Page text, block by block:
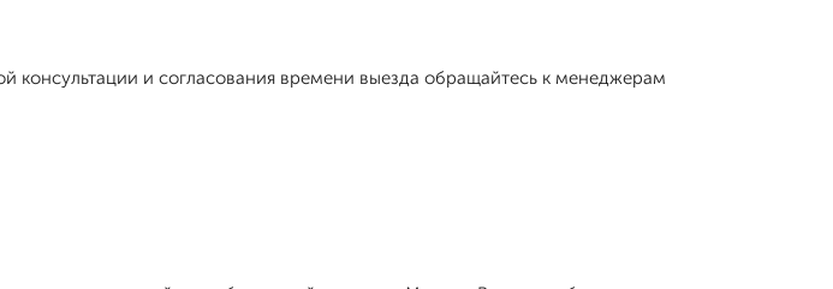
консультации и согласования времени выезда обращайтесь к менеджерам